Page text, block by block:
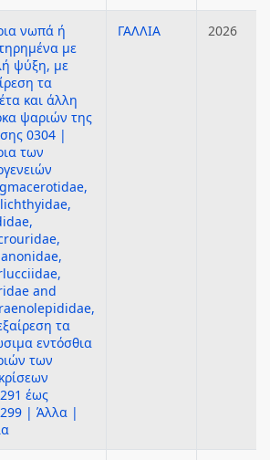
νωπά ή
με
ψύξη, με
τα
και άλλη
ψαριών της
0304 |
των
and
τα
εντόσθια
των
έως
| Άλλα |
ΓΑΛΛΙΑ 2026